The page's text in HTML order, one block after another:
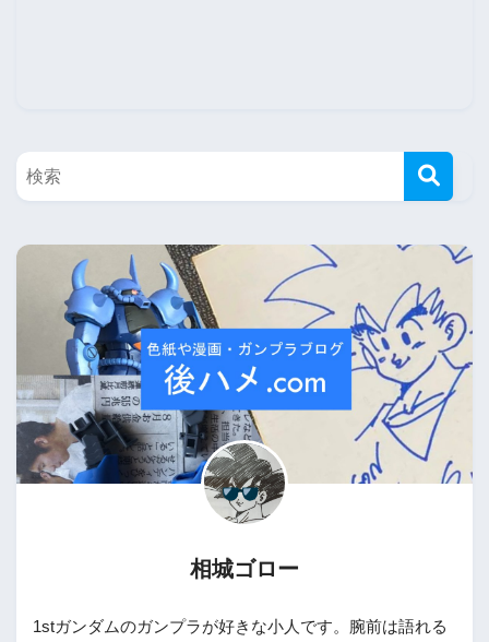
相城ゴロー
1stガンダムのガンプラが好きな小人です。腕前は語れる